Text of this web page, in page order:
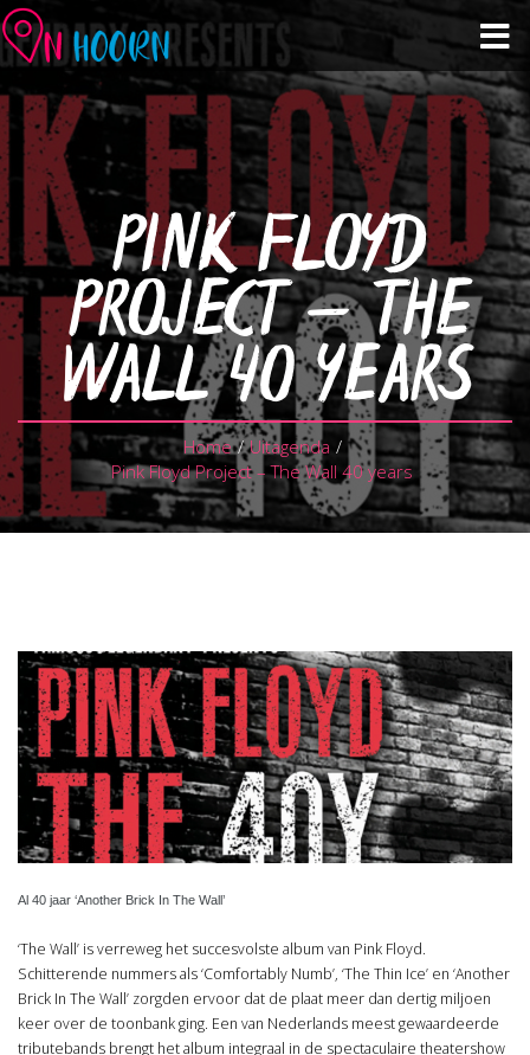
Agenda
Zien & Doen
Winkelen & Horeca
Over Hoorn
Plan je bezoek
PINK FLOYD
PROJECT – THE
WALL 40 YEARS
Home / Uitagenda /
Pink Floyd Project – The Wall 40 years
Al 40 jaar ‘Another Brick In The Wall’
‘The Wall’ is verreweg het succesvolste album van Pink Floyd.
Schitterende nummers als ‘Comfortably Numb’, ‘The Thin Ice’ en ‘Another
Brick In The Wall’ zorgden ervoor dat de plaat meer dan dertig miljoen
keer over de toonbank ging. Een van Nederlands meest gewaardeerde
tributebands brengt het album integraal in de spectaculaire theatershow